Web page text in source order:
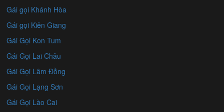
Gái gọi Khánh Hòa
Gái gọi Kiên Giang
Gái Gọi Kon Tum
Gái Gọi Lai Châu
Gái Gọi Lâm Đồng
Gái Gọi Lạng Sơn
Gái Gọi Lào Cai